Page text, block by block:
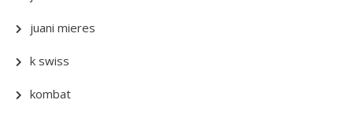
juani mieres
k swiss
kombat